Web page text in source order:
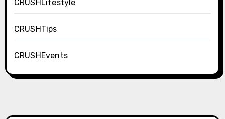
CRUSHLifestyle
CRUSHTips
CRUSHEvents